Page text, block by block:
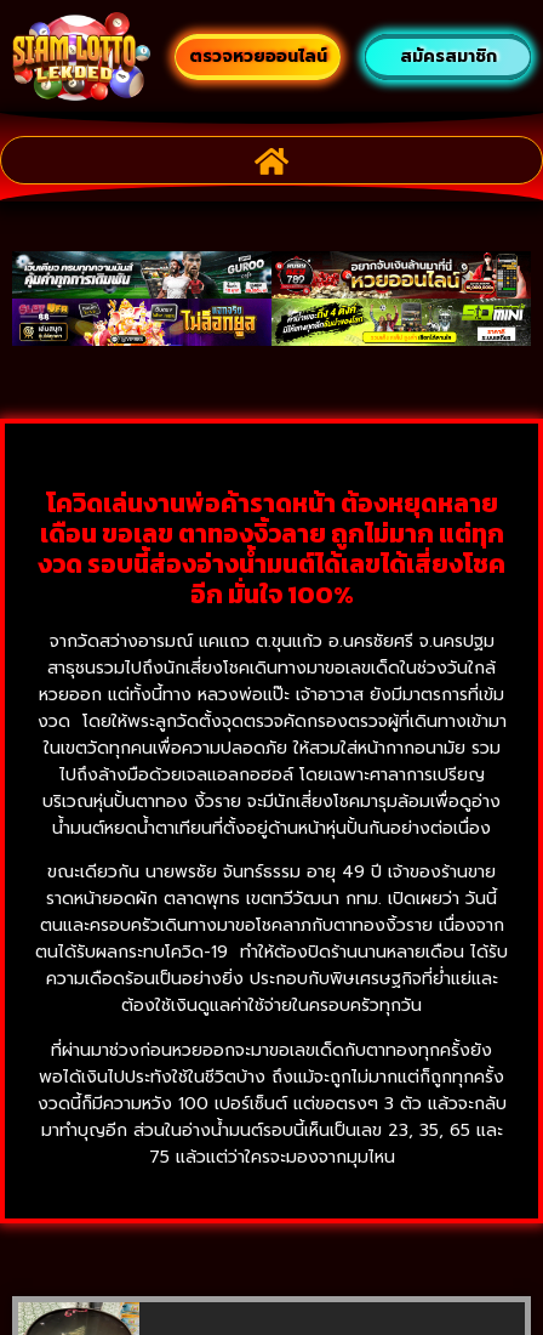
ตรวจหวยออนไลน์ สมัครสมาชิก
โควิดเล่นงานพ่อค้าราดหน้า ต้องหยุดหลาย
เดือน ขอเลข ตาทองงิ้วลาย ถูกไม่มาก แต่ทุก
งวด รอบนี้ส่องอ่างน้ำมนต์ได้เลขได้เสี่ยงโชค
อีก มั่นใจ 100%
จากวัดสว่างอารมณ์ แคแถว ต.ขุนแก้ว อ.นครชัยศรี จ.นครปฐม
สาธุชนรวมไปถึงนักเสี่ยงโชคเดินทางมาขอเลขเด็ดในช่วงวันใกล้
หวยออก แต่ทั้งนี้ทาง หลวงพ่อแป๊ะ เจ้าอาวาส ยังมีมาตรการที่เข้ม
งวด โดยให้พระลูกวัดตั้งจุดตรวจคัดกรองตรวจผู้ที่เดินทางเข้ามา
ในเขตวัดทุกคนเพื่อความปลอดภัย ให้สวมใส่หน้ากากอนามัย รวม
ไปถึงล้างมือด้วยเจลแอลกอฮอล์ โดยเฉพาะศาลาการเปรียญ
บริเวณหุ่นปั้นตาทอง งิ้วราย จะมีนักเสี่ยงโชคมารุมล้อมเพื่อดูอ่าง
น้ำมนต์หยดน้ำตาเทียนที่ตั้งอยู่ด้านหน้าหุ่นปั้นกันอย่างต่อเนื่อง
ขณะเดียวกัน นายพรชัย จันทร์ธรรม อายุ 49 ปี เจ้าของร้านขาย
ราดหน้ายอดผัก ตลาดพุทธ เขตทวีวัฒนา กทม. เปิดเผยว่า วันนี้
ตนและครอบครัวเดินทางมาขอโชคลาภกับตาทองงิ้วราย เนื่องจาก
ตนได้รับผลกระทบโควิด-19 ทำให้ต้องปิดร้านนานหลายเดือน ได้รับ
ความเดือดร้อนเป็นอย่างยิ่ง ประกอบกับพิษเศรษฐกิจที่ย่ำแย่และ
ต้องใช้เงินดูแลค่าใช้จ่ายในครอบครัวทุกวัน
ที่ผ่านมาช่วงก่อนหวยออกจะมาขอเลขเด็ดกับตาทองทุกครั้งยัง
พอได้เงินไปประทังใช้ในชีวิตบ้าง ถึงแม้จะถูกไม่มากแต่ก็ถูกทุกครั้ง
งวดนี้ก็มีความหวัง 100 เปอร์เซ็นต์ แต่ขอตรงๆ 3 ตัว แล้วจะกลับ
มาทำบุญอีก ส่วนในอ่างน้ำมนต์รอบนี้เห็นเป็นเลข 23, 35, 65 และ
75 แล้วแต่ว่าใครจะมองจากมุมไหน